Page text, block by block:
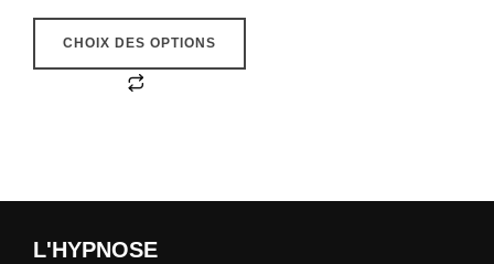
CHOIX DES OPTIONS
variations.
Les
L'HYPNOSE